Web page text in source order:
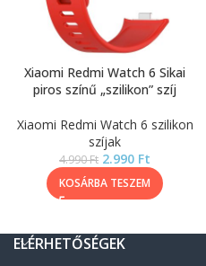
Xiaomi Redmi Watch 6 Sikai
piros színű „szilikon” szíj
Xiaomi Redmi Watch 6 szilikon
szíjak
4.990Ft 2.990 Ft
KOSÁRBA TESZEM
ELÉRHETŐSÉGEK